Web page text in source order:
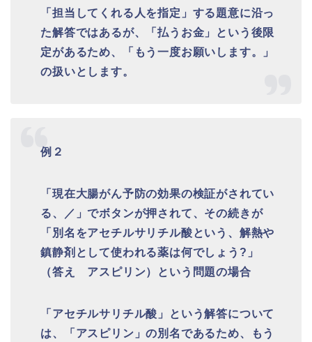
「担当してくれる人を指定」する題意に沿っ
た解答ではあるが、「払うお金」という後限
定があるため、「もう一度お願いします。」
の扱いとします。
例２
「現在大腸がん予防の効果の検証がされてい
る、／」でボタンが押されて、その続きが
「別名をアセチルサリチル酸という、解熱や
鎮静剤として使われる薬は何でしょう?」
（答え アスピリン）という問題の場合
「アセチルサリチル酸」という解答について
は、「アスピリン」の別名であるため、もう